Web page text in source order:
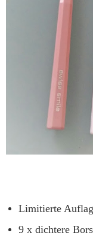
Limitierte
9 x dichtere